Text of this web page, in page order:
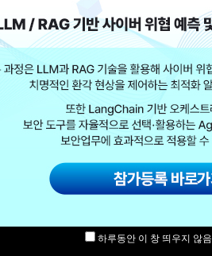
하루동안 이 창 띄우지 않음